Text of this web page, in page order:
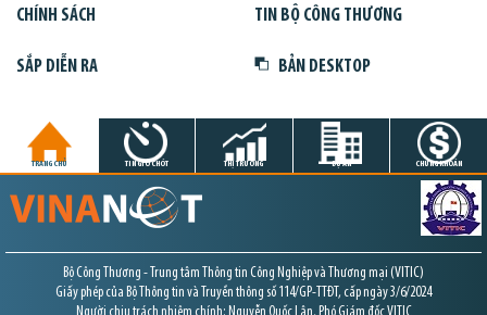
CHÍNH SÁCH TIN BỘ CÔNG THƯƠNG
SẮP DIỄN RA BẢN DESKTOP
TRANG CHỦ TIN GIỜ CHÓT THỊ TRƯỜNG DỰ ÁN CHỨNG KHOÁN
Bộ Công Thương - Trung tâm Thông tin Công Nghiệp và Thương mại (VITIC)
Giấy phép của Bộ Thông tin và Truyền thông số 114/GP-TTĐT, cấp ngày 3/6/2024